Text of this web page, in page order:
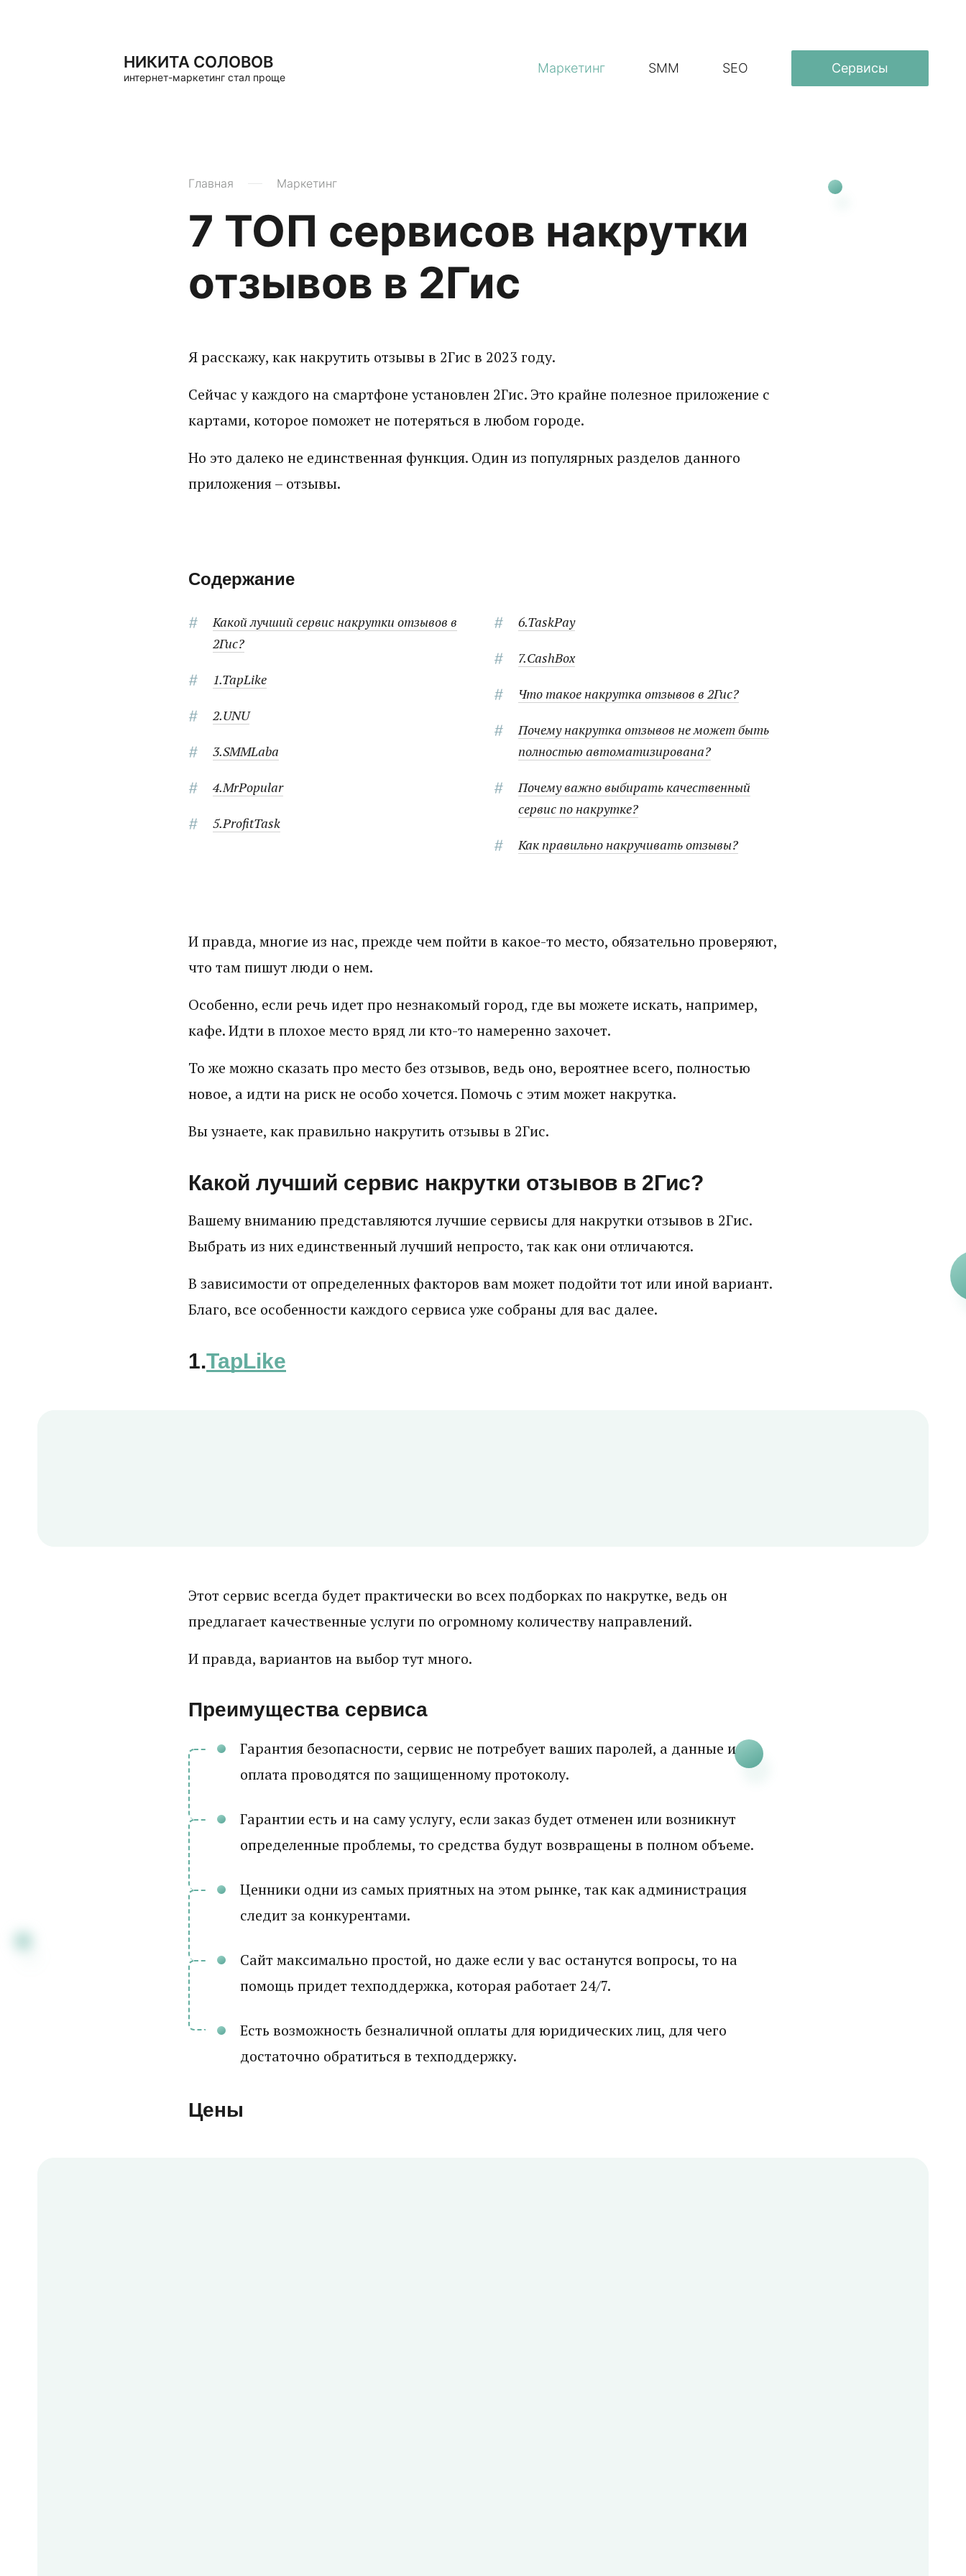
НИКИТА СОЛОВОВ
интернет-маркетинг стал проще
Маркетинг SMM SEO Сервисы
Главная Маркетинг
7 ТОП сервисов накрутки
отзывов в 2Гис
Я расскажу, как накрутить отзывы в 2Гис в 2023 году.
Сейчас у каждого на смартфоне установлен 2Гис. Это крайне полезное приложение с
картами, которое поможет не потеряться в любом городе.
Но это далеко не единственная функция. Один из популярных разделов данного
приложения – отзывы.
Содержание
Какой лучший сервис накрутки отзывов в
2Гис?
1.TapLike
2.UNU
3.SMMLaba
4.MrPopular
5.ProfitTask
6.TaskPay
7.CashBox
Что такое накрутка отзывов в 2Гис?
Почему накрутка отзывов не может быть
полностью автоматизирована?
Почему важно выбирать качественный
сервис по накрутке?
Как правильно накручивать отзывы?
И правда, многие из нас, прежде чем пойти в какое-то место, обязательно проверяют,
что там пишут люди о нем.
Особенно, если речь идет про незнакомый город, где вы можете искать, например,
кафе. Идти в плохое место вряд ли кто-то намеренно захочет.
То же можно сказать про место без отзывов, ведь оно, вероятнее всего, полностью
новое, а идти на риск не особо хочется. Помочь с этим может накрутка.
Вы узнаете, как правильно накрутить отзывы в 2Гис.
Какой лучший сервис накрутки отзывов в 2Гис?
Вашему вниманию представляются лучшие сервисы для накрутки отзывов в 2Гис.
Выбрать из них единственный лучший непросто, так как они отличаются.
В зависимости от определенных факторов вам может подойти тот или иной вариант.
Благо, все особенности каждого сервиса уже собраны для вас далее.
1.TapLike
Этот сервис всегда будет практически во всех подборках по накрутке, ведь он
предлагает качественные услуги по огромному количеству направлений.
И правда, вариантов на выбор тут много.
Преимущества сервиса
Гарантия безопасности, сервис не потребует ваших паролей, а данные и
оплата проводятся по защищенному протоколу.
Гарантии есть и на саму услугу, если заказ будет отменен или возникнут
определенные проблемы, то средства будут возвращены в полном объеме.
Ценники одни из самых приятных на этом рынке, так как администрация
следит за конкурентами.
Сайт максимально простой, но даже если у вас останутся вопросы, то на
помощь придет техподдержка, которая работает 24/7.
Есть возможность безналичной оплаты для юридических лиц, для чего
достаточно обратиться в техподдержку.
Цены